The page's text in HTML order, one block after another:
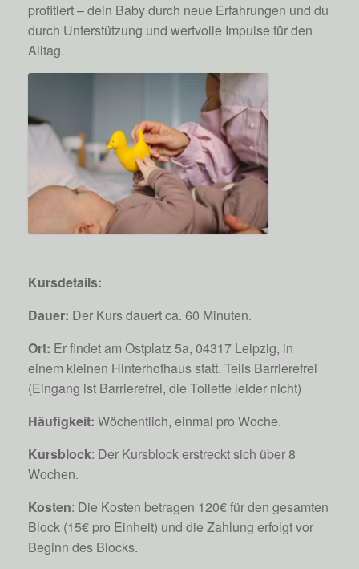
profitiert – dein Baby durch neue Erfahrungen und du
durch Unterstützung und wertvolle Impulse für den
Alltag.
Kursdetails:
Dauer: Der Kurs dauert ca. 60 Minuten.
Ort: Er findet am Ostplatz 5a, 04317 Leipzig, in
einem kleinen Hinterhofhaus statt. Teils Barrierefrei
(Eingang ist Barrierefrei, die Toilette leider nicht)
Häufigkeit: Wöchentlich, einmal pro Woche.
Kursblock: Der Kursblock erstreckt sich über 8
Wochen.
Kosten: Die Kosten betragen 120€ für den gesamten
Block (15€ pro Einheit) und die Zahlung erfolgt vor
Beginn des Blocks.